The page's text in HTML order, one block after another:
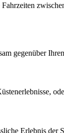
gegenüber
Erlebnis der